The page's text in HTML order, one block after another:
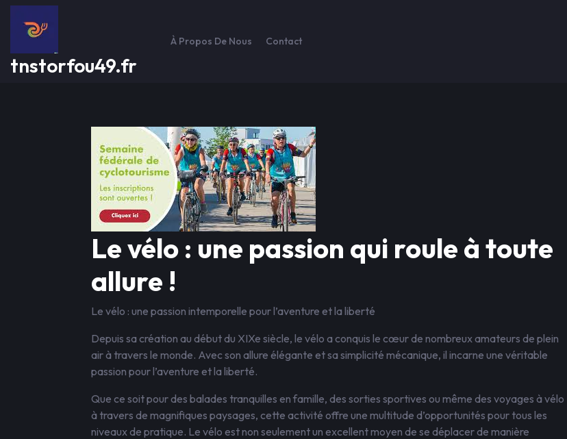
Passer
contenu
tnstorfou49.fr
À Propos De Nous Contact
Le vélo : une passion qui roule à toute
allure !
Le vélo : une passion intemporelle pour l’aventure et la liberté
Depuis sa création au début du XIXe siècle, le vélo a conquis le cœur de nombreux amateurs de plein
air à travers le monde. Avec son allure élégante et sa simplicité mécanique, il incarne une véritable
passion pour l’aventure et la liberté.
Que ce soit pour des balades tranquilles en famille, des sorties sportives ou même des voyages à vélo
à travers de magnifiques paysages, cette activité offre une multitude d’opportunités pour tous les
niveaux de pratique. Le vélo est non seulement un excellent moyen de se déplacer de manière